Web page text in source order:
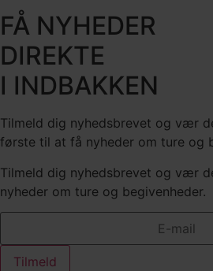
FÅ NYHEDER
DIREKTE
I INDBAKKEN
Tilmeld dig nyhedsbrevet og vær
første til at få nyheder om ture og
Tilmeld dig nyhedsbrevet og vær
nyheder om ture og begivenheder.
Tilmeld